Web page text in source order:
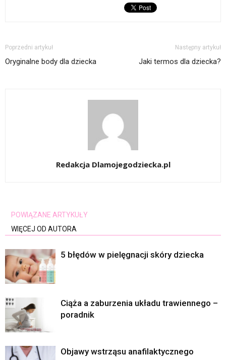
Poprzedni artykuł
Oryginalne body dla dziecka
Następny artykuł
Jaki termos dla dziecka?
Redakcja Dlamojegodziecka.pl
POWIĄZANE ARTYKUŁY
WIĘCEJ OD AUTORA
5 błędów w pielęgnacji skóry dziecka
Ciąża a zaburzenia układu trawiennego –
poradnik
Objawy wstrząsu anafilaktycznego